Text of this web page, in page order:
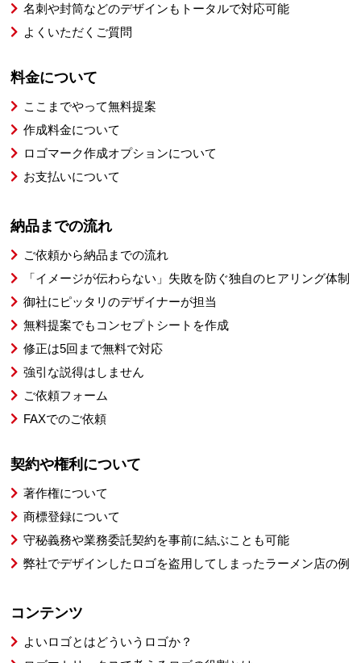
名刺や封筒などのデザインもトータルで対応可能
よくいただくご質問
料金について
ここまでやって無料提案
作成料金について
ロゴマーク作成オプションについて
お支払いについて
納品までの流れ
ご依頼から納品までの流れ
「イメージが伝わらない」失敗を防ぐ独自のヒアリング体制
御社にピッタリのデザイナーが担当
無料提案でもコンセプトシートを作成
修正は5回まで無料で対応
強引な説得はしません
ご依頼フォーム
FAXでのご依頼
契約や権利について
著作権について
商標登録について
守秘義務や業務委託契約を事前に結ぶことも可能
弊社でデザインしたロゴを盗用してしまったラーメン店の例
コンテンツ
よいロゴとはどういうロゴか？